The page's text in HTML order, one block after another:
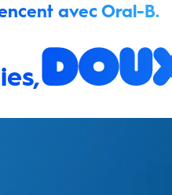
avec Oral-B.